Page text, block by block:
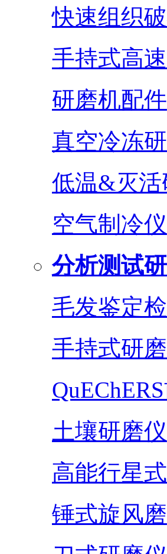
快速组织
手持式高
研磨机配件
真空冷冻
低温&灭活
空气制冷仪
分析测试
毛发鉴定
手持式研
土壤研磨仪
高能行星
锤式旋风磨